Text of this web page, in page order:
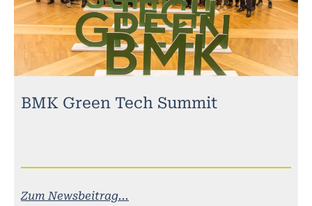
BMK Green Tech Summit
Zum Newsbeitrag...